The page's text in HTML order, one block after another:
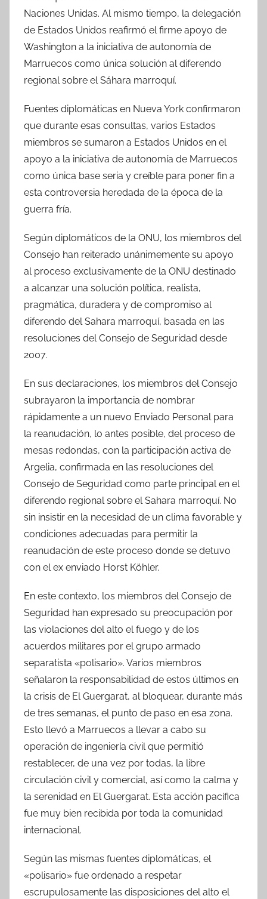
Naciones Unidas. Al mismo tiempo, la delegación
de Estados Unidos reafirmó el firme apoyo de
Washington a la iniciativa de autonomía de
Marruecos como única solución al diferendo
regional sobre el Sáhara marroquí.
Fuentes diplomáticas en Nueva York confirmaron
que durante esas consultas, varios Estados
miembros se sumaron a Estados Unidos en el
apoyo a la iniciativa de autonomía de Marruecos
como única base seria y creíble para poner fin a
esta controversia heredada de la época de la
guerra fría.
Según diplomáticos de la ONU, los miembros del
Consejo han reiterado unánimemente su apoyo
al proceso exclusivamente de la ONU destinado
a alcanzar una solución política, realista,
pragmática, duradera y de compromiso al
diferendo del Sahara marroquí, basada en las
resoluciones del Consejo de Seguridad desde
2007.
En sus declaraciones, los miembros del Consejo
subrayaron la importancia de nombrar
rápidamente a un nuevo Enviado Personal para
la reanudación, lo antes posible, del proceso de
mesas redondas, con la participación activa de
Argelia, confirmada en las resoluciones del
Consejo de Seguridad como parte principal en el
diferendo regional sobre el Sahara marroquí. No
sin insistir en la necesidad de un clima favorable y
condiciones adecuadas para permitir la
reanudación de este proceso donde se detuvo
con el ex enviado Horst Köhler.
En este contexto, los miembros del Consejo de
Seguridad han expresado su preocupación por
las violaciones del alto el fuego y de los
acuerdos militares por el grupo armado
separatista «polisario». Varios miembros
señalaron la responsabilidad de estos últimos en
la crisis de El Guergarat, al bloquear, durante más
de tres semanas, el punto de paso en esa zona.
Esto llevó a Marruecos a llevar a cabo su
operación de ingeniería civil que permitió
restablecer, de una vez por todas, la libre
circulación civil y comercial, así como la calma y
la serenidad en El Guergarat. Esta acción pacífica
fue muy bien recibida por toda la comunidad
internacional.
Según las mismas fuentes diplomáticas, el
«polisario» fue ordenado a respetar
escrupulosamente las disposiciones del alto el